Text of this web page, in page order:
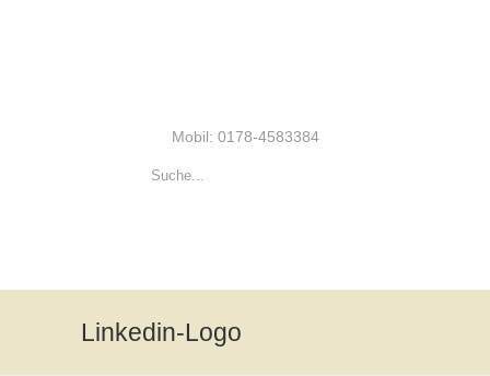
Mobil: 0178-4583384
Linkedin-Logo